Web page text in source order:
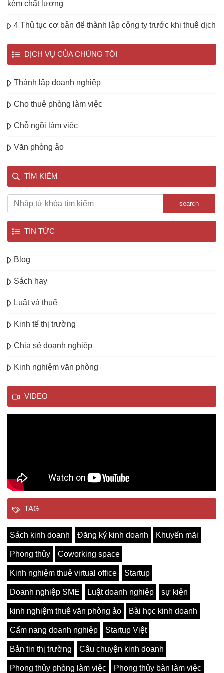
kém chất lượng
4 Thủ tục cơ bản để thành lập công ty trước khi thuê dịch
DỊCH VỤ CỦA CHÚNG TÔI
Thành lập doanh nghiệp
Cho thuê phòng làm việc
Chỗ ngồi làm việc
Văn phòng ảo
TÌM KIẾM
search
TIN TỨC
Blog
Sách hay
Luật và thuế
Kinh tế thị trường
Chia sẻ doanh nghiệp
Kinh nghiệm văn phòng
VIDEO
TAG
Sách kinh doanh Đăng ký kinh doanh Khuyến mãi
Phong thủy Coworking space
Kinh nghiệm thuê virtual office Startup
Doanh nghiệp SME Luật doanh nghiệp sự kiện
kinh nghiệm thuê văn phòng ảo Bài học kinh doanh
Cẩm nang doanh nghiệp Startup Việt
Bản tin thị trường Câu chuyện kinh doanh
Phong thủy phòng làm việc Phong thủy bàn làm việc